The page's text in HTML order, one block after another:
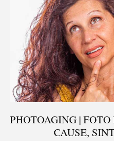
PHOTOAGING |
CAUSE,